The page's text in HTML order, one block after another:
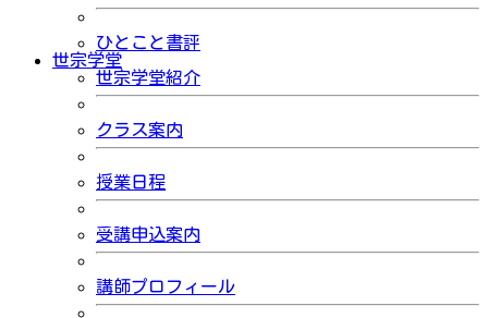
ひとこと書評
世宗学堂
世宗学堂紹介
クラス案内
授業日程
受講申込案内
講師プロフィール